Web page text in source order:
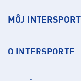
MÔJ INTERSPORT
O INTERSPORTE